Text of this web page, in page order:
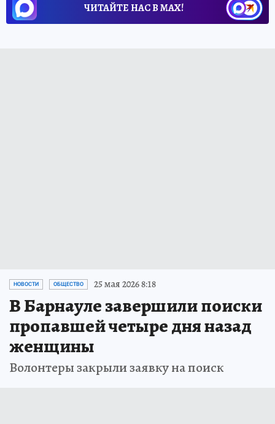
ЧИТАЙТЕ НАС В МАХ!
НОВОСТИ ОБЩЕСТВО 25 мая 2026 8:18
В Барнауле завершили поиски
пропавшей четыре дня назад
женщины
Волонтеры закрыли заявку на поиск